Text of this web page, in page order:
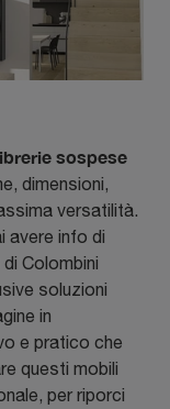
sospese
dimensioni,
versatilità.
avere info di
Colombini
soluzioni
in
e pratico che
questi mobili
per riporci